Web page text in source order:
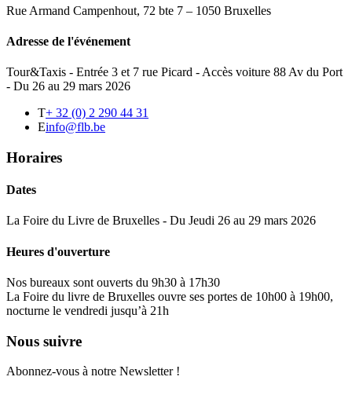
Rue Armand Campenhout, 72 bte 7 – 1050 Bruxelles
Adresse de l'événement
Tour&Taxis - Entrée 3 et 7 rue Picard - Accès voiture 88 Av du Port
- Du 26 au 29 mars 2026
T+ 32 (0) 2 290 44 31
Einfo@flb.be
Horaires
Dates
La Foire du Livre de Bruxelles - Du Jeudi 26 au 29 mars 2026
Heures d'ouverture
Nos bureaux sont ouverts du 9h30 à 17h30
La Foire du livre de Bruxelles ouvre ses portes de 10h00 à 19h00,
nocturne le vendredi jusqu’à 21h
Nous suivre
Abonnez-vous à notre Newsletter !